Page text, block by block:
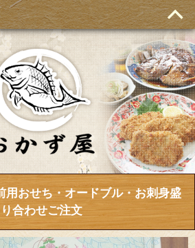
用おせち・オードブル・お刺身盛
り合わせご注文